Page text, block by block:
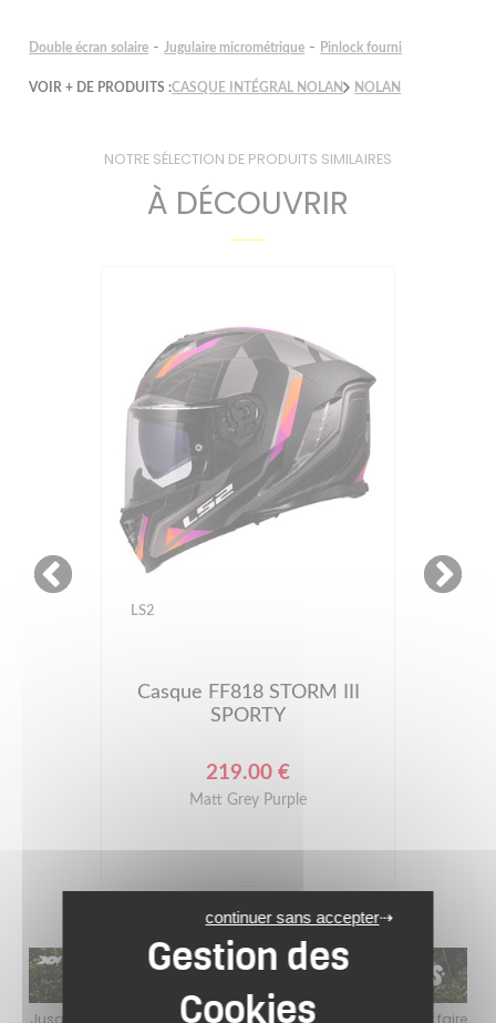
Double écran solaire - Jugulaire micrométrique - Pinlock fourni
VOIR + DE PRODUITS :CASQUE INTÉGRAL NOLAN NOLAN
NOTRE SÉLECTION DE PRODUITS SIMILAIRES
À DÉCOUVRIR
LS2
Casque FF818 STORM III
SPORTY
219.00 €
Matt Grey Purple
continuer sans accepter